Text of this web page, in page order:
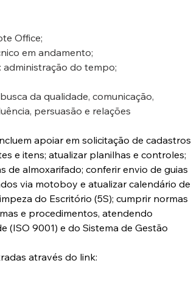
Office;
em andamento;
administração do tempo;
da qualidade, comunicação,
persuasão e relações
apoiar em solicitação de cadastros
e itens; atualizar planilhas e controles;
de almoxarifado; conferir envio de guias
via motoboy e atualizar calendário de
do Escritório (5S); cumprir normas
e procedimentos, atendendo
(ISO 9001) e do Sistema de Gestão
através do link: